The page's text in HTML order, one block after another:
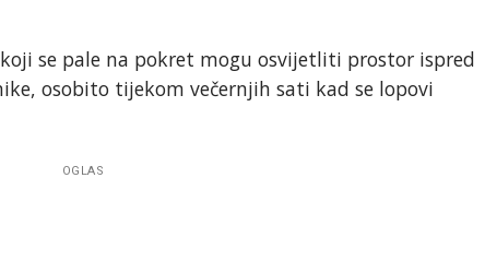
se pale na pokret mogu osvijetliti prostor ispred
osobito tijekom večernjih sati kad se lopovi
OGLAS